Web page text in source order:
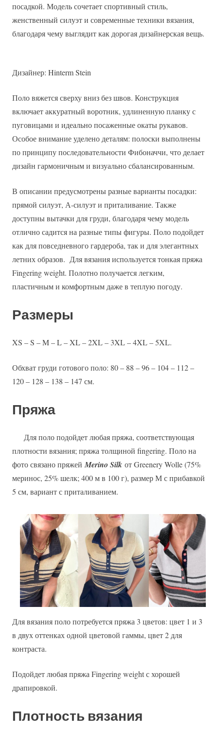
посадкой. Модель сочетает спортивный стиль,
женственный силуэт и современные техники вязания,
благодаря чему выглядит как дорогая дизайнерская вещь.
Дизайнер: Hinterm Stein
Поло вяжется сверху вниз без швов. Конструкция
включает аккуратный воротник, удлиненную планку с
пуговицами и идеально посаженные окаты рукавов.
Особое внимание уделено деталям: полоски выполнены
по принципу последовательности Фибоначчи, что делает
дизайн гармоничным и визуально сбалансированным.
В описании предусмотрены разные варианты посадки:
прямой силуэт, А-силуэт и приталивание. Также
доступны вытачки для груди, благодаря чему модель
отлично садится на разные типы фигуры. Поло подойдет
как для повседневного гардероба, так и для элегантных
летних образов. Для вязания используется тонкая пряжа
Fingering weight. Полотно получается легким,
пластичным и комфортным даже в теплую погоду.
Размеры
XS – S – M – L – XL – 2XL – 3XL – 4XL – 5XL.
Обхват груди готового поло: 80 – 88 – 96 – 104 – 112 –
120 – 128 – 138 – 147 см.
Пряжа
Для поло подойдет любая пряжа, соответствующая
плотности вязания; пряжа толщиной fingering. Поло на
фото связано пряжей Merino Silk от Greenery Wolle (75%
меринос, 25% шелк; 400 м в 100 г), размер М с прибавкой
5 см, вариант с приталиванием.
Для вязания поло потребуется пряжа 3 цветов: цвет 1 и 3
в двух оттенках одной цветовой гаммы, цвет 2 для
контраста.
Подойдет любая пряжа Fingering weight с хорошей
драпировкой.
Плотность вязания